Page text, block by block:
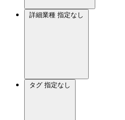
詳細業種 指定なし
タグ 指定なし